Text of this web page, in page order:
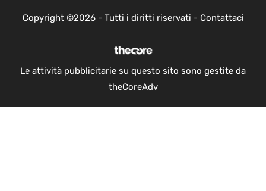
Copyright ©2026 - Tutti i diritti riservati - Contattaci
Le attività pubblicitarie su questo sito sono gestite da
theCoreAdv